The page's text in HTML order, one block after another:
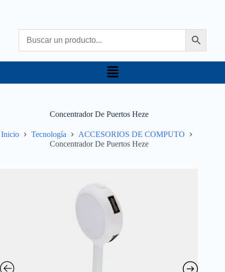
Concentrador De Puertos Heze
Inicio Tecnología
ACCESORIOS DE COMPUTO
Concentrador De Puertos Heze